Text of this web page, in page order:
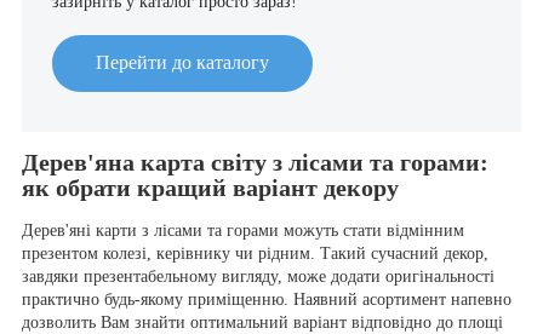
Перейти до каталогу
Дерев'яна карта світу з лісами та горами:
як обрати кращий варіант декору
Дерев'яні карти з лісами та горами можуть стати відмінним
презентом колезі, керівнику чи рідним. Такий сучасний декор,
завдяки презентабельному вигляду, може додати оригінальності
практично будь-якому приміщенню. Наявний асортимент напевно
дозволить Вам знайти оптимальний варіант відповідно до площі